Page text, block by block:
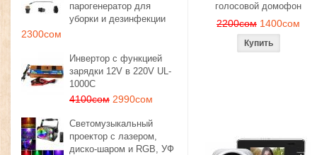
парогенератор для
уборки и дезинфекции
2300сом
Инвертор с функцией
зарядки 12V в 220V UL-
1000C
4100сом 2990сом
Светомузыкальный
проектор с лазером,
диско-шаром и RGB, УФ
голосовой домофон
2200сом 1400сом